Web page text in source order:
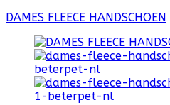
DAMES FLEECE HANDSCHOEN